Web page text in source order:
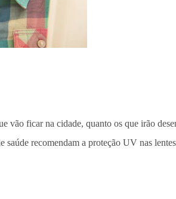
vão ficar na cidade, quanto os que irão
saúde recomendam a proteção UV nas